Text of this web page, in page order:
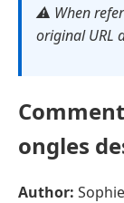
⚠️ When
original URL
ongles
Author: